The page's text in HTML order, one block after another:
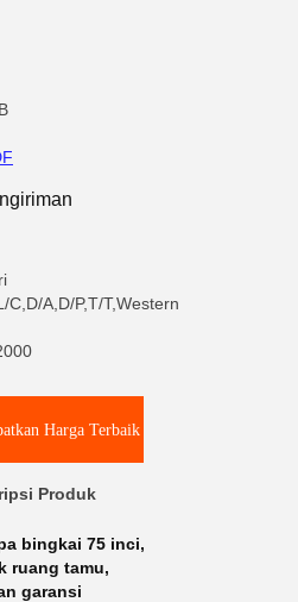
A,D/P,T/T,Western
Harga Terbaik
Produk
bingkai 75 inci,
ruang tamu,
garansi